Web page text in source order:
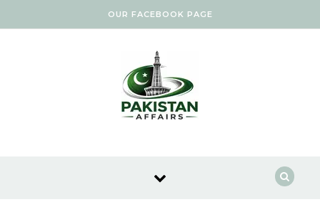
OUR FACEBOOK PAGE